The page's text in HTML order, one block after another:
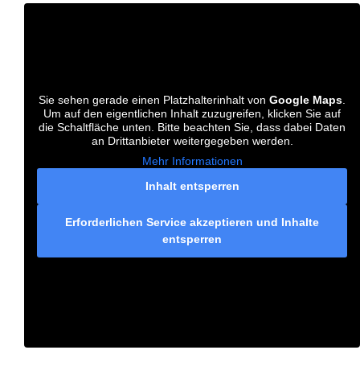
Sie sehen gerade einen Platzhalterinhalt von Google Maps
Um auf den eigentlichen Inhalt zuzugreifen, klicken Sie auf
die Schaltfläche unten. Bitte beachten Sie, dass dabei Daten
an Drittanbieter weitergegeben werden.
Mehr Informationen
Inhalt entsperren
Erforderlichen Service akzeptieren und Inhalte
entsperren